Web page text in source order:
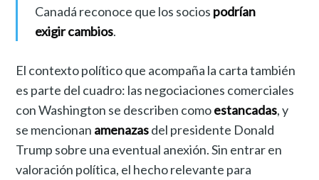
Canadá reconoce que los socios podrían
exigir cambios.
El contexto político que acompaña la carta también
es parte del cuadro: las negociaciones comerciales
con Washington se describen comoestancadas, y
se mencionan amenazasdel presidente Donald
Trump sobre una eventual anexión. Sin entrar en
valoración política, el hecho relevante para